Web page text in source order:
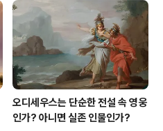
오디세우스는 단순한 전설 속 영웅
인가? 아니면 실존 인물인가?